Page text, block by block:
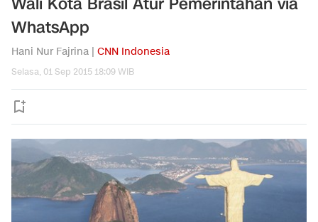
WhatsApp
Hani Nur Fajrina | CNN Indonesia
Selasa, 01 Sep 2015 18:09 WIB